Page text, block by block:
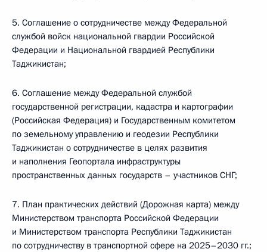
5. Соглашение о сотрудничестве между Федеральной
службой войск национальной гвардии Российской
Федерации и Национальной гвардией Республики
Таджикистан;
6. Соглашение между Федеральной службой
государственной регистрации, кадастра и картографии
(Российская Федерация) и Государственным комитетом
по земельному управлению и геодезии Республики
Таджикистан о сотрудничестве в целях развития
и наполнения Геопортала инфраструктуры
пространственных данных государств – участников СНГ;
7. План практических действий (Дорожная карта) между
Министерством транспорта Российской Федерации
и Министерством транспорта Республики Таджикистан
по сотрудничеству в транспортной сфере на 2025–2030 гг.;